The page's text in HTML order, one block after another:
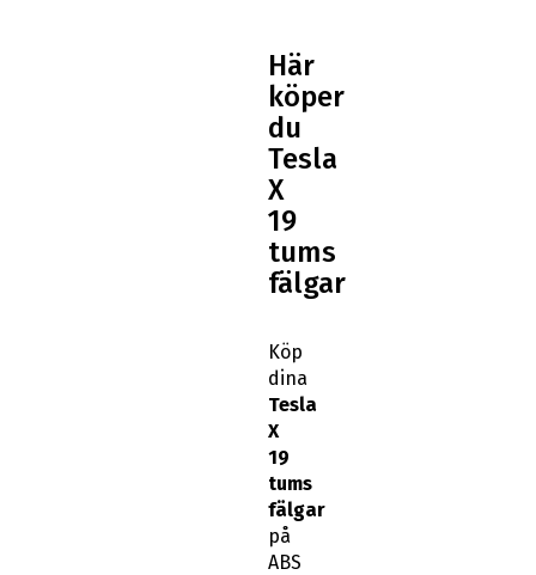
Här
köper
du
Tesla
X
19
tums
fälgar
Köp
dina
Tesla
X
19
tums
fälgar
på
ABS